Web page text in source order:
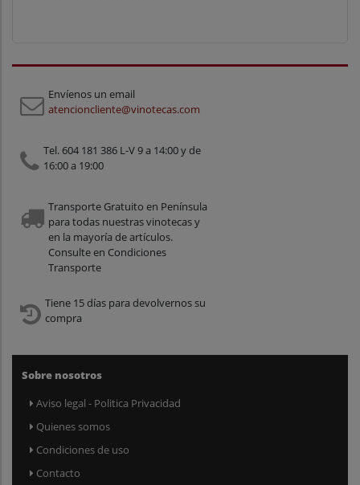
Envíenos un email
atencioncliente@vinotecas.com
Tel. 604 181 386 L-V 9 a 14:00 y de
16:00 a 19:00
Transporte Gratuito en Península
para todas nuestras vinotecas y
en la mayoría de artículos.
Consulte en Condiciones
Transporte
Tiene 15 días para devolvernos su
compra
Sobre nosotros
Aviso legal - Politica Privacidad
Quienes somos
Condiciones de uso
Contacto